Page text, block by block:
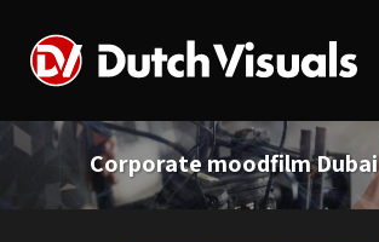
Corporate moodfilm Dubai